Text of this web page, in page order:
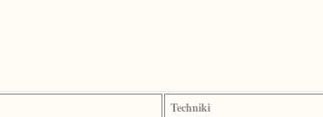
Techniki